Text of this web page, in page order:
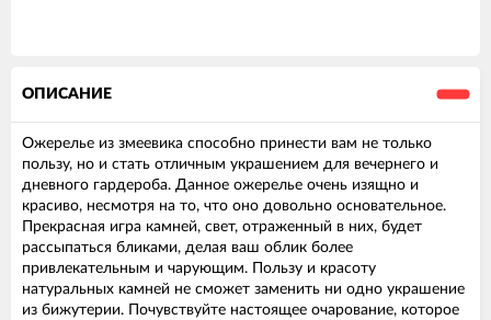
ОПИСАНИЕ
Ожерелье из змеевика способно принести вам не только
пользу, но и стать отличным украшением для вечернего и
дневного гардероба. Данное ожерелье очень изящно и
красиво, несмотря на то, что оно довольно основательное.
Прекрасная игра камней, свет, отраженный в них, будет
рассыпаться бликами, делая ваш облик более
привлекательным и чарующим. Пользу и красоту
натуральных камней не сможет заменить ни одно украшение
из бижутерии. Почувствуйте настоящее очарование, которое